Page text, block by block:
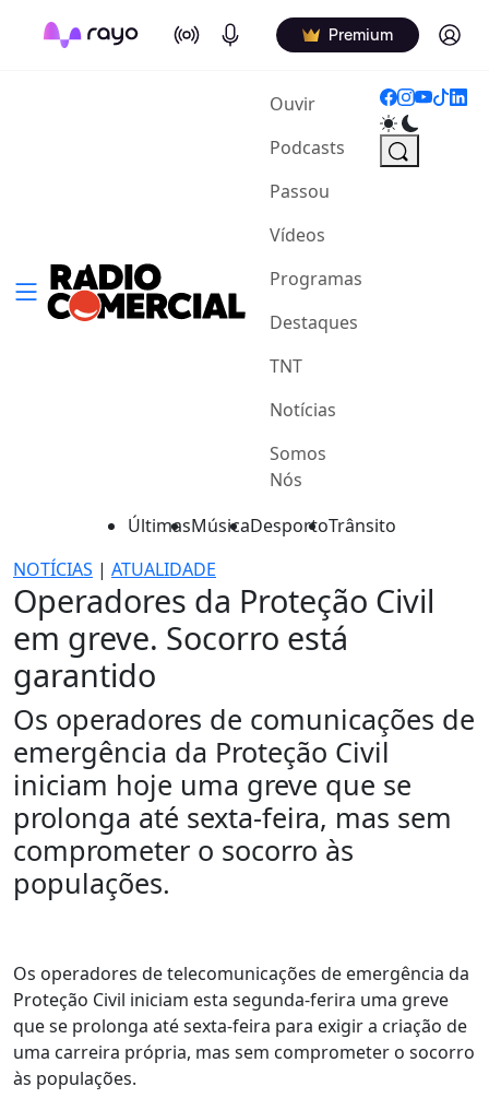
On Air Podcasts Premium Log in
Ouvir(current)
Podcasts
Passou
Vídeos
Programas
Destaques
TNT
Notícias
Somos
Nós
ÚltimasMúsicaDesportoTrânsito
NOTÍCIAS | ATUALIDADE
Operadores da Proteção Civil
em greve. Socorro está
garantido
Os operadores de comunicações de
emergência da Proteção Civil
iniciam hoje uma greve que se
prolonga até sexta-feira, mas sem
comprometer o socorro às
populações.
Os operadores de telecomunicações de emergência da
Proteção Civil iniciam esta segunda-ferira uma greve
que se prolonga até sexta-feira para exigir a criação de
uma carreira própria, mas sem comprometer o socorro
às populações.